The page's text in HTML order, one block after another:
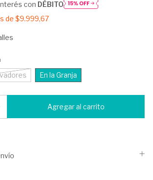
con DÉBITO
de $9.999,67
En la Granja